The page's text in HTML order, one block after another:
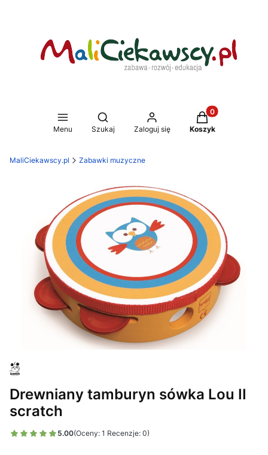
Menu
Otwórz wyszukiwarkę
Szukaj Zaloguj się
Produkty w
Koszyk
MaliCiekawscy.pl Zabawki muzyczne
Drewniany tamburyn sówka Lou II
scratch
5.00(Oceny: 1 Recenzje: 0)